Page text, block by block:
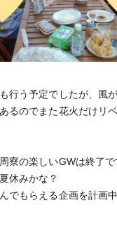
行う予定でしたが、風
るのでまた花火だけリ
寮の楽しいGWは終了で
休みかな？
でもらえる企画を計画中